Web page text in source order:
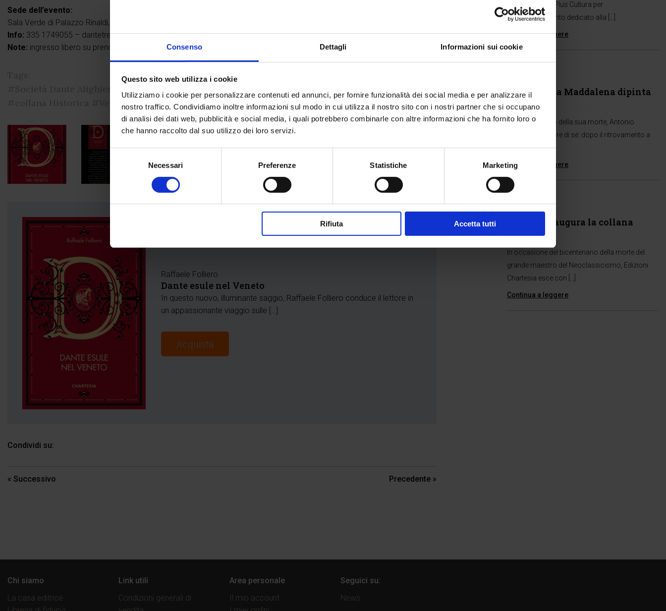
Consenso Dettagli Informazioni sui cookie
Questo sito web utilizza i cookie
Utilizziamo i cookie per personalizzare contenuti ed annunci, per fornire funzionalità dei social media e per analizzare il
nostro traffico. Condividiamo inoltre informazioni sul modo in cui utilizza il nostro sito con i nostri partner che si occupano
di analisi dei dati web, pubblicità e social media, i quali potrebbero combinarle con altre informazioni che ha fornito loro o
che hanno raccolto dal suo utilizzo dei loro servizi.
Selezione
consenso
Necessari Preferenze Statistiche Marketing
Rifiuta Accetta tutti
Sede dell’evento:
Sala Verde di Palazzo Rinaldi, piazza Rinaldi 1/A – Treviso
Info: 335 1749055 – dantetreviso@gmail.com
Note: ingresso libero su prenotazione
#presentazione #nuova uscita #saggistica
#Raffaele Folliero
#Veneto
Raffaele Folliero
Dante esule nel Veneto
In questo nuovo, illuminante saggio, Raffaele Folliero conduce il lettore in
un appassionante viaggio sulle […]
Acquista
Condividi su:
Navigazione
Precedente »
« Successivo
redazione di TgPlus Cultura per
l’approfondimento dedicato alla […]
Continua a leggere
Ritrovata la Maddalena dipinta
da Canova
Nel bicentenario della sua morte, Antonio
Canova fa parlare di sé: dopo il ritrovamento a
[…]
Continua a leggere
21 Ott 2021
Canova inaugura la collana
Artes
In occasione del bicentenario della morte del
grande maestro del Neoclassicismo, Edizioni
Chartesia esce con […]
Continua a leggere
Chi siamo
La casa editrice
Link utili
Condizioni generali di
Area personale
Il mio account
Seguici su:
News